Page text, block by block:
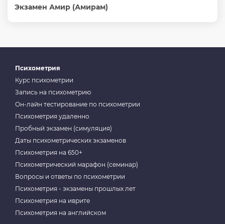
Экзамен Амир (Амирам)
Психометрия
Курс психометрии
Запись на психометрию
Он-лайн тестирование по психометрии
Психометрия удаленно
Пробный экзамен (симуляция)
Даты психометрических экзаменов
Психометрия на 650+
Психометрический марафон (семинар)
Вопросы и ответы по психометрии
Психометрия - экзамены прошлых лет
Психометрия на иврите
Психометрия на английском